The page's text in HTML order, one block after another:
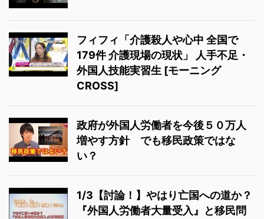
フィフィ「介護殺人や心中 全国で
179件 介護現場の現状」 人手不足・
外国人技能実習生 [モーニング
CROSS]
政府が外国人労働者を今後５０万人
増やす方針 でも移民政策ではな
い？
1/3【討論！】やはり亡国への道か？
『外国人労働者大量受入』と移民問